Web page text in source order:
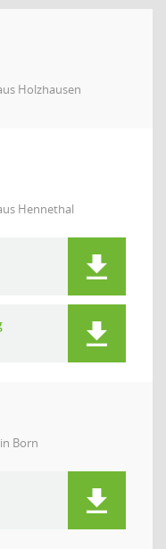
Holzhausen
Hennethal
Born